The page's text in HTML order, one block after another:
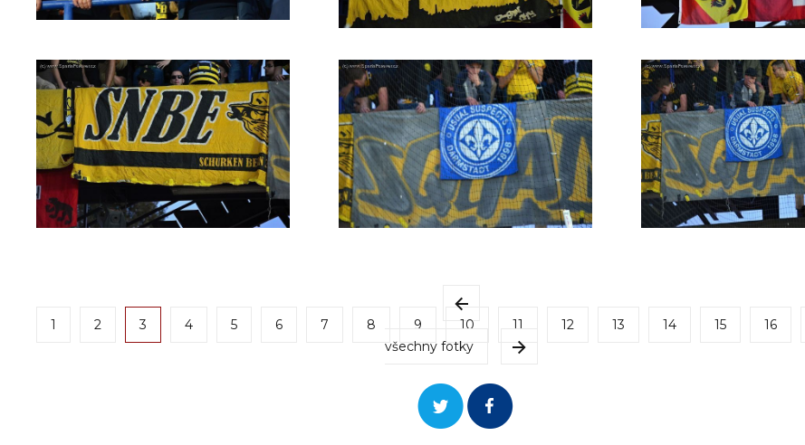
1 2 3 4 5 6 7 8 9 10 11 12 13 14 15 16
všechny fotky